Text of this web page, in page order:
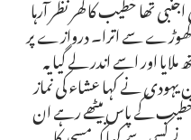
سے اترا۔ دروازے پر
اور اسے اندر لے گیا یہ
یہودی نے کہا عشاء کی نماز
خطیب کے پاس بیٹھے رہے ان